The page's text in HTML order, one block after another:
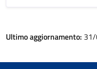
Ultimo aggiornamento: